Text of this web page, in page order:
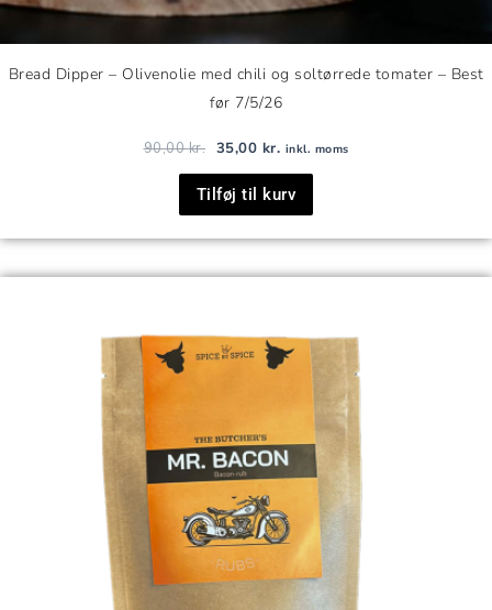
Bread Dipper – Olivenolie med chili og soltørrede tomater – Best
før 7/5/26
90,00kr. 35,00 kr. inkl. moms
Tilføj til kurv